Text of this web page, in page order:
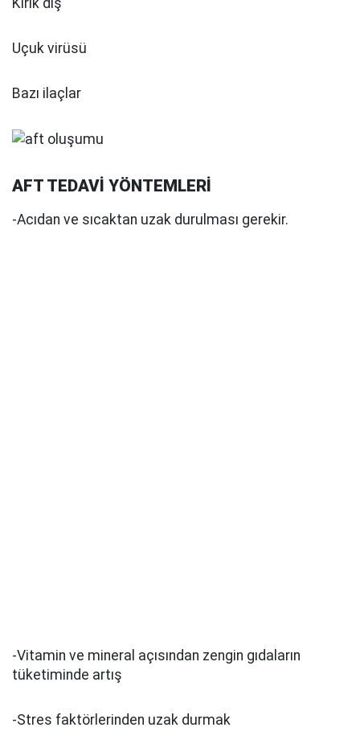
Kırık diş
Uçuk virüsü
Bazı ilaçlar
AFT TEDAVİ YÖNTEMLERİ
-Acıdan ve sıcaktan uzak durulması gerekir.
-Vitamin ve mineral açısından zengin gıdaların
tüketiminde artış
-Stres faktörlerinden uzak durmak